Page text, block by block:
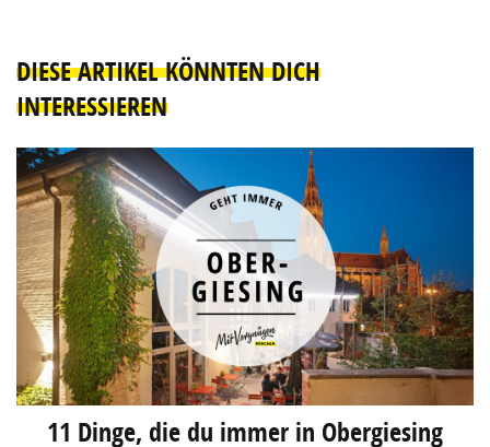
DIESE ARTIKEL KÖNNTEN DICH
INTERESSIEREN
11 Dinge, die du immer in Obergiesing